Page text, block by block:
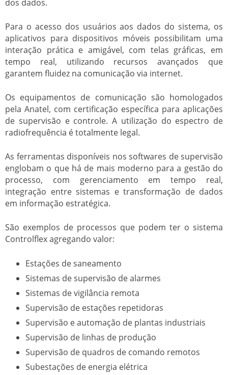
dos dados.
Para o acesso dos usuários aos dados do sistema, os
aplicativos para dispositivos móveis possibilitam uma
interação prática e amigável, com telas gráficas, em
tempo real, utilizando recursos avançados que
garantem fluidez na comunicação via internet.
Os equipamentos de comunicação são homologados
pela Anatel, com certificação específica para aplicações
de supervisão e controle. A utilização do espectro de
radiofrequência é totalmente legal.
As ferramentas disponíveis nos softwares de supervisão
englobam o que há de mais moderno para a gestão do
processo, com gerenciamento em tempo real,
integração entre sistemas e transformação de dados
em informação estratégica.
São exemplos de processos que podem ter o sistema
Controlflex agregando valor:
Estações de saneamento
Sistemas de supervisão de alarmes
Sistemas de vigilância remota
Supervisão de estações repetidoras
Supervisão e automação de plantas industriais
Supervisão de linhas de produção
Supervisão de quadros de comando remotos
Subestações de energia elétrica